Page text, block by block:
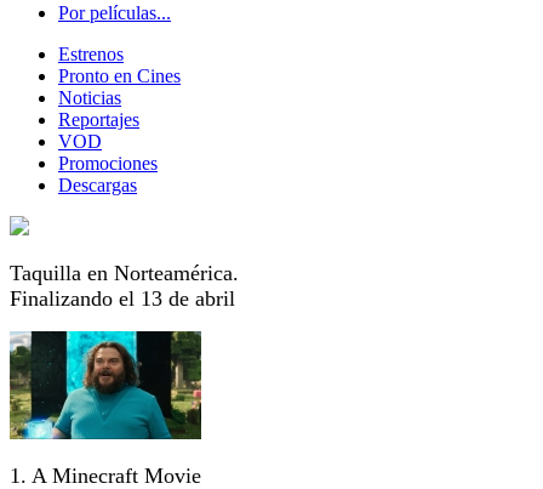
Por películas...
Estrenos
Pronto en Cines
Noticias
Reportajes
VOD
Promociones
Descargas
Taquilla en Norteamérica.
Finalizando el 13 de abril
1. A Minecraft Movie